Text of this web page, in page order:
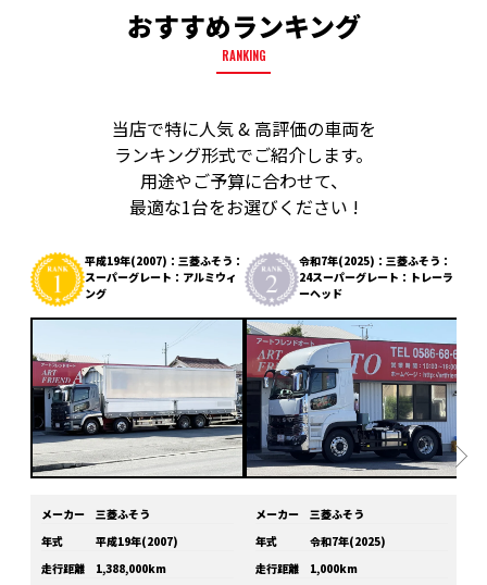
おすすめランキング
RANKING
当店で特に人気 & 高評価の車両を
ランキング形式でご紹介します。
用途やご予算に合わせて、
最適な1台をお選びください !
平成19年(2007)：三菱ふそう：
スーパーグレート：アルミウィ
ング
メーカー
三菱ふそう
年式
平成19年(2007)
走行距離
1,388,000km
令和7年(2025)：三菱ふそう：
24スーパーグレート：トレーラ
ーヘッド
メーカー
三菱ふそう
年式
令和7年(2025)
走行距離
1,000km